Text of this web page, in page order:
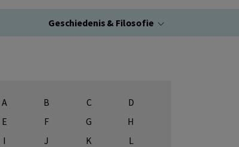
Geschiedenis & Filosofie
A B C
D
E
F G
H
I
J K
L